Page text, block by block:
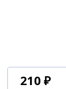
210 ₽